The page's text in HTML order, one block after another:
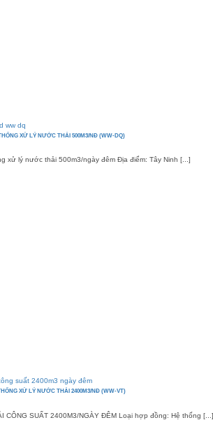
XỬ LÝ NƯỚC THẢI 500M3/NĐ (WW-DQ)
xử lý nước thải 500m3/ngày đêm Địa điểm: Tây Ninh [...]
XỬ LÝ NƯỚC THẢI 2400M3/NĐ (WW-VT)
CÔNG SUẤT 2400M3/NGÀY ĐÊM Loại hợp đồng: Hệ thống [...]